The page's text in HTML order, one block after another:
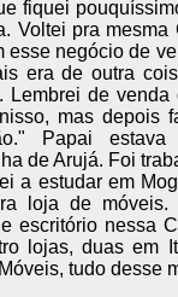
fiquei
Voltei pra mesma
esse negócio de
era de outra
Lembrei de venda
mas depois
Papai estava
de Arujá. Foi
a estudar em
loja de móveis.
escritório nessa
lojas, duas em
tudo desse